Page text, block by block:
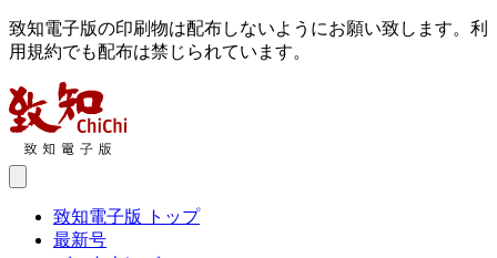
致知電子版の印刷物は配布しないようにお願い致します。利
用規約でも配布は禁じられています。
致知電子版 トップ
最新号